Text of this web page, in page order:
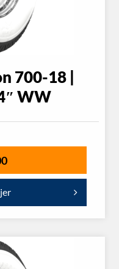
700-18 |
WW